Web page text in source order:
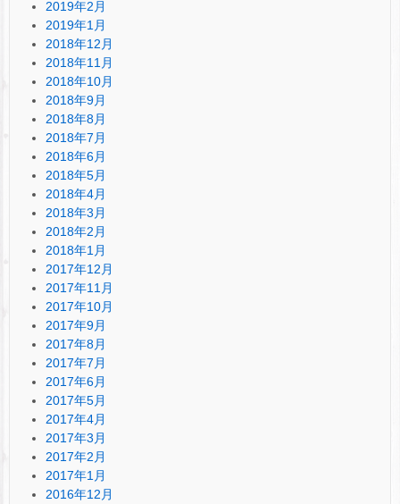
2019年2月
2019年1月
2018年12月
2018年11月
2018年10月
2018年9月
2018年8月
2018年7月
2018年6月
2018年5月
2018年4月
2018年3月
2018年2月
2018年1月
2017年12月
2017年11月
2017年10月
2017年9月
2017年8月
2017年7月
2017年6月
2017年5月
2017年4月
2017年3月
2017年2月
2017年1月
2016年12月